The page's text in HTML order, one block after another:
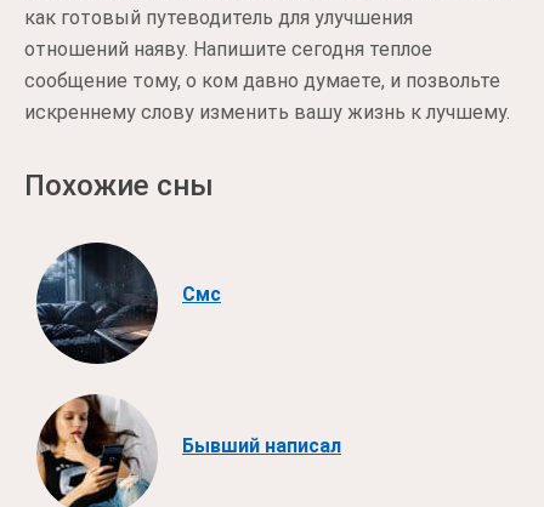
как готовый путеводитель для улучшения
отношений наяву. Напишите сегодня теплое
сообщение тому, о ком давно думаете, и позвольте
искреннему слову изменить вашу жизнь к лучшему.
Похожие сны
Смс
Бывший написал